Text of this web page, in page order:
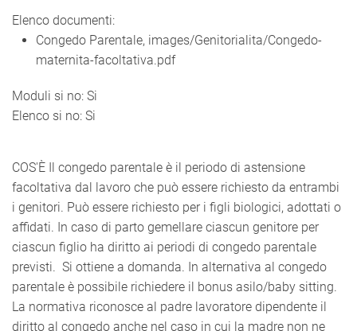
Elenco documenti:
Congedo Parentale, images/Genitorialita/Congedo-
maternita-facoltativa.pdf
Moduli si no: Si
Elenco si no: Si
COS'È Il congedo parentale è il periodo di astensione
facoltativa dal lavoro che può essere richiesto da entrambi
i genitori. Può essere richiesto per i figli biologici, adottati o
affidati. In caso di parto gemellare ciascun genitore per
ciascun figlio ha diritto ai periodi di congedo parentale
previsti. Si ottiene a domanda. In alternativa al congedo
parentale è possibile richiedere il bonus asilo/baby sitting.
La normativa riconosce al padre lavoratore dipendente il
diritto al congedo anche nel caso in cui la madre non ne